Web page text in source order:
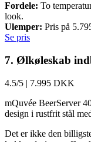
Fordele: To
look.
Ulemper: Pris på
Se pris
7. Ølkøleskab
4.5/5 | 7.995 DKK
mQuvée BeerServer
design i rustfrit stål
Det er ikke den